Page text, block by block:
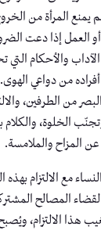
يمنع المرأة من
العمل إذا دعت
والأحكام التي
من دواعي
من الطرفين،
وتجنّب الخلوة،
المزاح والملامسة.
مع الالتزام بهذه
المصالح
هذا الالتزام،